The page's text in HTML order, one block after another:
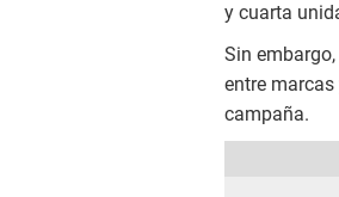
y cuarta
Sin
entre
campaña.